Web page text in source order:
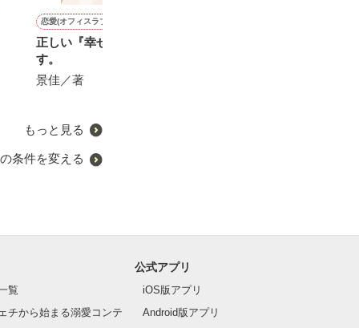
恋愛(オフィスラブ)
正しい『幸せ』保証致しま
す。
景佳／著
もっと見る
条件を変える
覧
チから始まる溺愛コンテ
公式アプリ
iOS版アプリ
Android版アプリ